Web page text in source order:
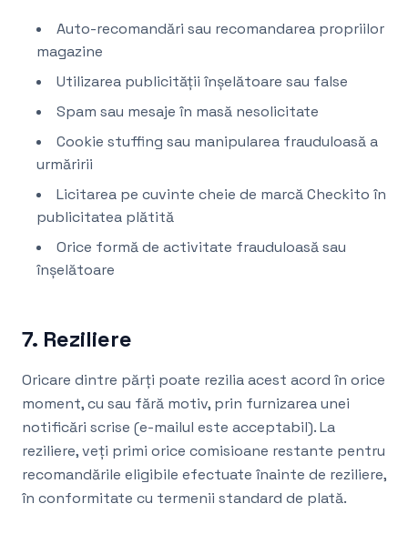
Auto-recomandări sau recomandarea propriilor
magazine
Utilizarea publicității înșelătoare sau false
Spam sau mesaje în masă nesolicitate
Cookie stuffing sau manipularea frauduloasă a
urmăririi
Licitarea pe cuvinte cheie de marcă Checkito în
publicitatea plătită
Orice formă de activitate frauduloasă sau
înșelătoare
7. Reziliere
Oricare dintre părți poate rezilia acest acord în orice
moment, cu sau fără motiv, prin furnizarea unei
notificări scrise (e-mailul este acceptabil). La
reziliere, veți primi orice comisioane restante pentru
recomandările eligibile efectuate înainte de reziliere,
în conformitate cu termenii standard de plată.